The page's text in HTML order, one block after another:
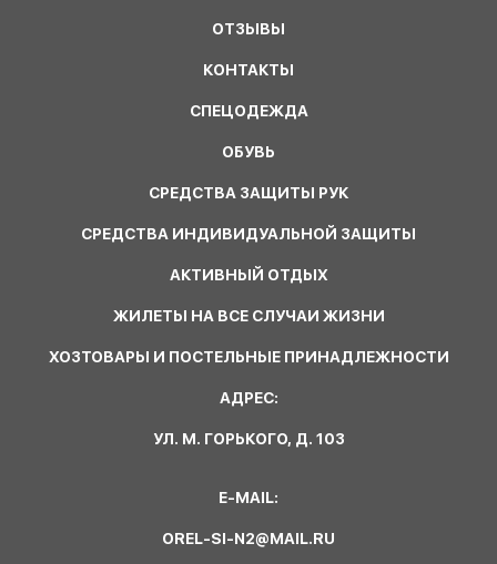
ОТЗЫВЫ
КОНТАКТЫ
СПЕЦОДЕЖДА
ОБУВЬ
СРЕДСТВА ЗАЩИТЫ РУК
СРЕДСТВА ИНДИВИДУАЛЬНОЙ ЗАЩИТЫ
АКТИВНЫЙ ОТДЫХ
ЖИЛЕТЫ НА ВСЕ СЛУЧАИ ЖИЗНИ
ХОЗТОВАРЫ И ПОСТЕЛЬНЫЕ ПРИНАДЛЕЖНОСТИ
АДРЕС:
УЛ. М. ГОРЬКОГО, Д. 103
E-MAIL:
OREL-SI-N2@MAIL.RU